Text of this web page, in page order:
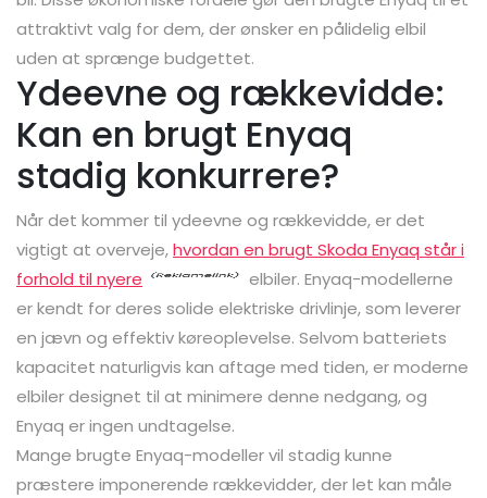
attraktivt valg for dem, der ønsker en pålidelig elbil
uden at sprænge budgettet.
Ydeevne og rækkevidde:
Kan en brugt Enyaq
stadig konkurrere?
Når det kommer til ydeevne og rækkevidde, er det
vigtigt at overveje,hvordan en brugt Skoda Enyaq står i
forhold til nyere
elbiler. Enyaq-modellerne
er kendt for deres solide elektriske drivlinje, som leverer
en jævn og effektiv køreoplevelse. Selvom batteriets
kapacitet naturligvis kan aftage med tiden, er moderne
elbiler designet til at minimere denne nedgang, og
Enyaq er ingen undtagelse.
Mange brugte Enyaq-modeller vil stadig kunne
præstere imponerende rækkevidder, der let kan måle